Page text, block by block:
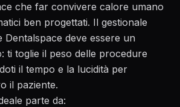
che far convivere calore umano
ben progettati. Il gestionale
Dentalspace deve essere un
ti toglie il peso delle procedure
il tempo e la lucidità per
il paziente.
parte da: